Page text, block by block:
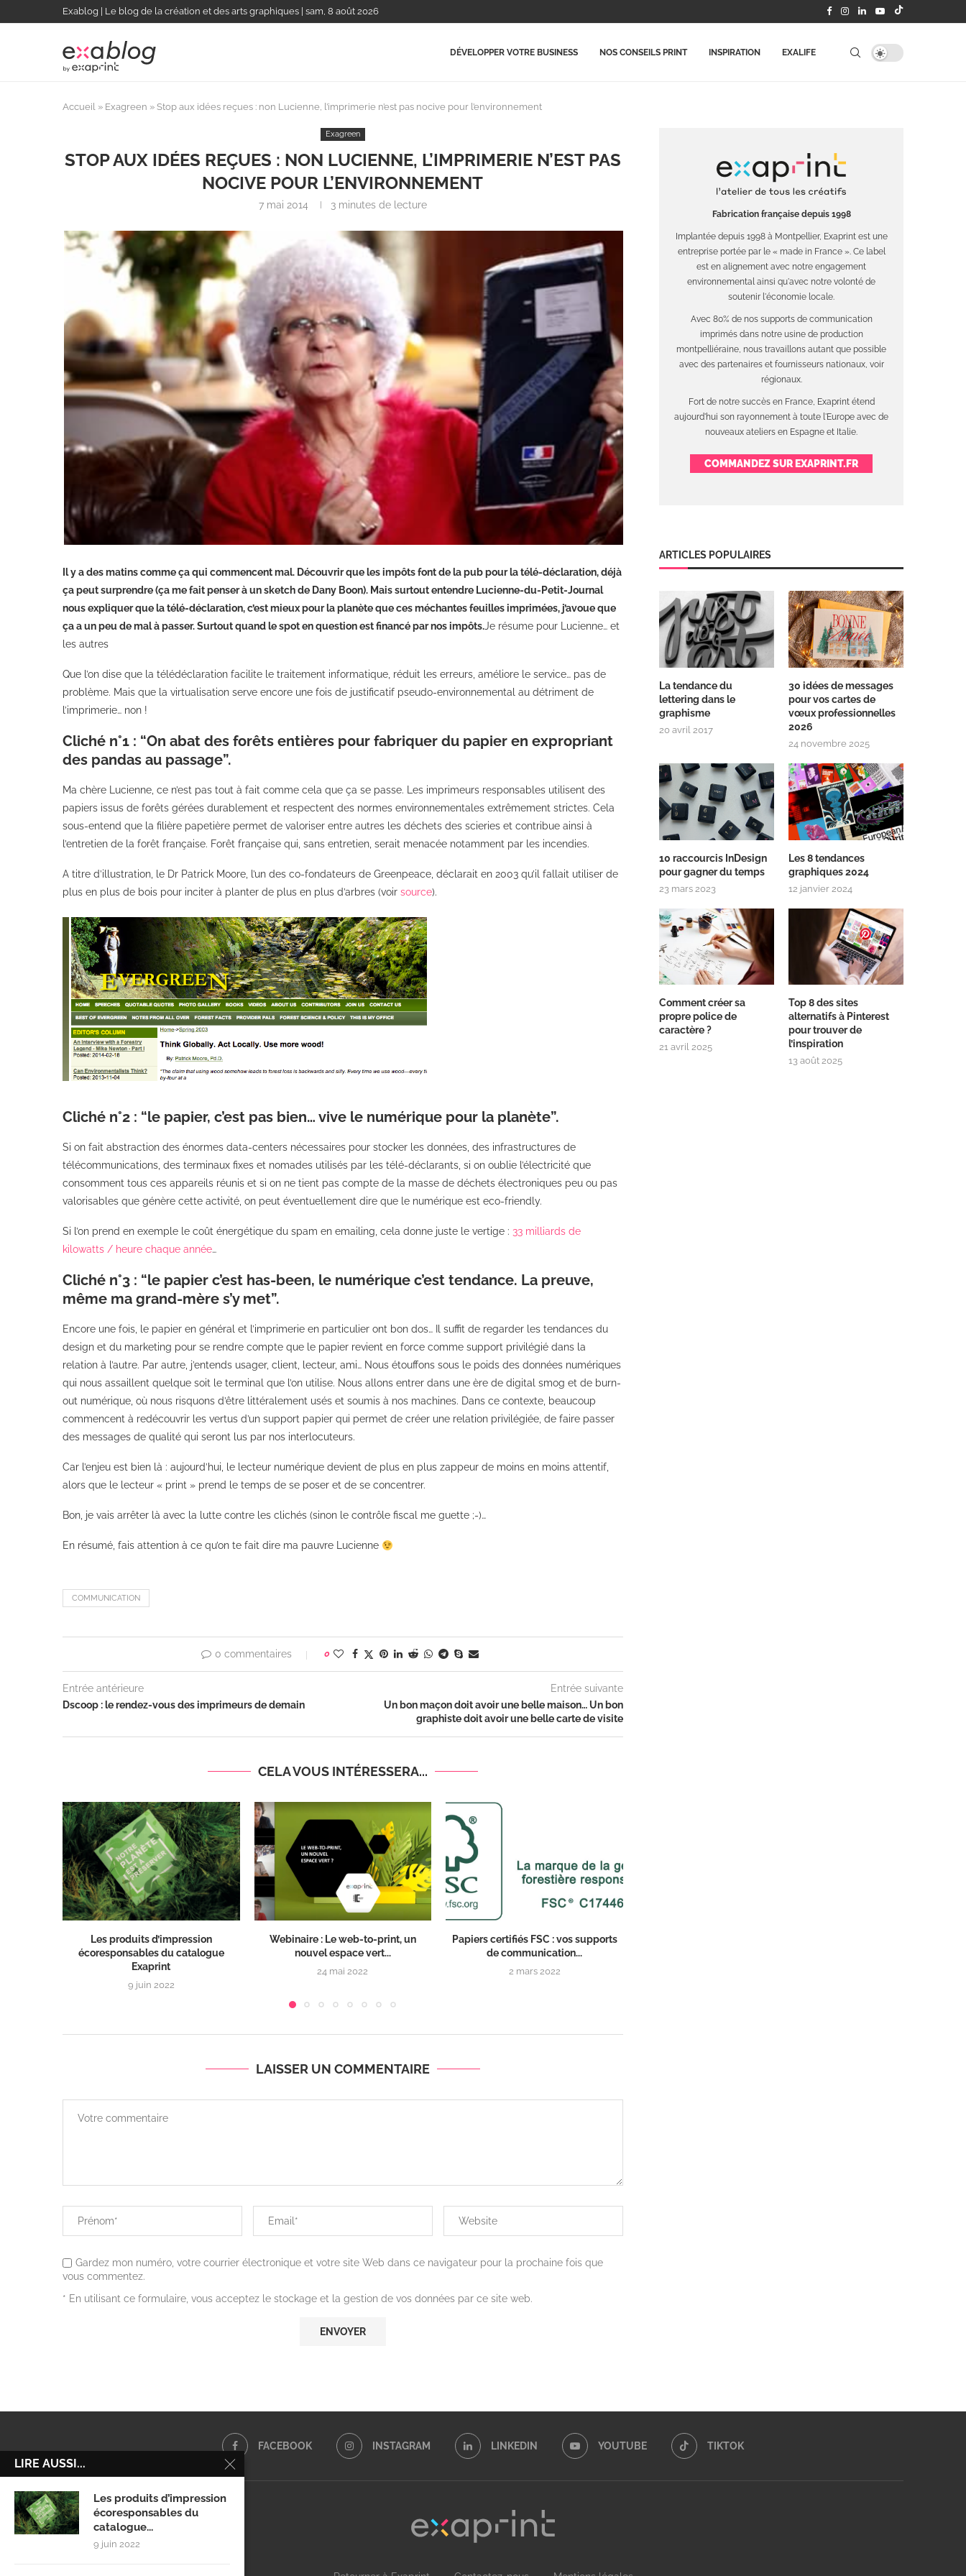
Exablog | Le blog de la création et des arts graphiques | sam, 8 août 2026
DÉVELOPPER VOTRE BUSINESS NOS CONSEILS PRINT INSPIRATION EXALIFE
Accueil » Exagreen » Stop aux idées reçues : non Lucienne, l’imprimerie n’est pas nocive pour l’environnement
Exagreen
STOP AUX IDÉES REÇUES : NON LUCIENNE, L’IMPRIMERIE N’EST PAS
NOCIVE POUR L’ENVIRONNEMENT
7 mai 2014 3 minutes de lecture
Il y a des matins comme ça qui commencent mal. Découvrir que les impôts font de la pub pour la télé-déclaration, déjà
ça peut surprendre (ça me fait penser à un sketch de Dany Boon). Mais surtout entendre Lucienne-du-Petit-Journal
nous expliquer que la télé-déclaration, c’est mieux pour la planète que ces méchantes feuilles imprimées, j’avoue que
ça a un peu de mal à passer. Surtout quand le spot en question est financé par nos impôts.Je résume pour Lucienne… et
les autres
Que l’on dise que la télédéclaration facilite le traitement informatique, réduit les erreurs, améliore le service… pas de
problème. Mais que la virtualisation serve encore une fois de justificatif pseudo-environnemental au détriment de
l’imprimerie… non !
Cliché n°1 : “On abat des forêts entières pour fabriquer du papier en expropriant
des pandas au passage”.
Ma chère Lucienne, ce n’est pas tout à fait comme cela que ça se passe. Les imprimeurs responsables utilisent des
papiers issus de forêts gérées durablement et respectent des normes environnementales extrêmement strictes. Cela
sous-entend que la filière papetière permet de valoriser entre autres les déchets des scieries et contribue ainsi à
l’entretien de la forêt française. Forêt française qui, sans entretien, serait menacée notamment par les incendies.
A titre d’illustration, le Dr Patrick Moore, l’un des co-fondateurs de Greenpeace, déclarait en 2003 qu’il fallait utiliser de
plus en plus de bois pour inciter à planter de plus en plus d’arbres (voir source).
Cliché n°2 : “le papier, c’est pas bien… vive le numérique pour la planète”.
Si on fait abstraction des énormes data-centers nécessaires pour stocker les données, des infrastructures de
télécommunications, des terminaux fixes et nomades utilisés par les télé-déclarants, si on oublie l’électricité que
consomment tous ces appareils réunis et si on ne tient pas compte de la masse de déchets électroniques peu ou pas
valorisables que génère cette activité, on peut éventuellement dire que le numérique est eco-friendly.
Si l’on prend en exemple le coût énergétique du spam en emailing, cela donne juste le vertige : 33 milliards de
kilowatts / heure chaque année…
Cliché n°3 : “le papier c’est has-been, le numérique c’est tendance. La preuve,
même ma grand-mère s’y met”.
Encore une fois, le papier en général et l’imprimerie en particulier ont bon dos… Il suffit de regarder les tendances du
design et du marketing pour se rendre compte que le papier revient en force comme support privilégié dans la
relation à l’autre. Par autre, j’entends usager, client, lecteur, ami… Nous étouffons sous le poids des données numériques
qui nous assaillent quelque soit le terminal que l’on utilise. Nous allons entrer dans une ère de digital smog et de burn-
out numérique, où nous risquons d’être littéralement usés et soumis à nos machines. Dans ce contexte, beaucoup
commencent à redécouvrir les vertus d’un support papier qui permet de créer une relation privilégiée, de faire passer
des messages de qualité qui seront lus par nos interlocuteurs.
Car l’enjeu est bien là : aujourd’hui, le lecteur numérique devient de plus en plus zappeur de moins en moins attentif,
alors que le lecteur « print » prend le temps de se poser et de se concentrer.
Bon, je vais arrêter là avec la lutte contre les clichés (sinon le contrôle fiscal me guette ;-)…
En résumé, fais attention à ce qu’on te fait dire ma pauvre Lucienne
COMMUNICATION
0 commentaires 0
Entrée antérieure
Dscoop : le rendez-vous des imprimeurs de demain
Entrée suivante
Un bon maçon doit avoir une belle maison… Un bon
graphiste doit avoir une belle carte de visite
CELA VOUS INTÉRESSERA...
Les produits d’impression
écoresponsables du catalogue
Exaprint
9 juin 2022
Webinaire : Le web-to-print, un
nouvel espace vert...
24 mai 2022
Papiers certifiés FSC : vos supports
de communication...
2 mars 2022
LAISSER UN COMMENTAIRE
Gardez mon numéro, votre courrier électronique et votre site Web dans ce navigateur pour la prochaine fois que
vous commentez.
* En utilisant ce formulaire, vous acceptez le stockage et la gestion de vos données par ce site web.
Fabrication française depuis 1998
Implantée depuis 1998 à Montpellier, Exaprint est une
entreprise portée par le « made in France ». Ce label
est en alignement avec notre engagement
environnemental ainsi qu'avec notre volonté de
soutenir l'économie locale.
Avec 80% de nos supports de communication
imprimés dans notre usine de production
montpelliéraine, nous travaillons autant que possible
avec des partenaires et fournisseurs nationaux, voir
régionaux.
Fort de notre succès en France, Exaprint étend
aujourd'hui son rayonnement à toute l'Europe avec de
nouveaux ateliers en Espagne et Italie.
COMMANDEZ SUR EXAPRINT.FR
ARTICLES POPULAIRES
La tendance du
lettering dans le
graphisme
20 avril 2017
30 idées de messages
pour vos cartes de
vœux professionnelles
2026
24 novembre 2025
10 raccourcis InDesign
pour gagner du temps
23 mars 2023
Les 8 tendances
graphiques 2024
12 janvier 2024
Comment créer sa
propre police de
caractère ?
21 avril 2025
Top 8 des sites
alternatifs à Pinterest
pour trouver de
l’inspiration
13 août 2025
FACEBOOK INSTAGRAM LINKEDIN YOUTUBE TIKTOK
LIRE AUSSI...
Les produits d’impression
écoresponsables du
catalogue...
9 juin 2022